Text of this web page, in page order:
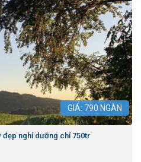
GIÁ: 790 NGÀN
đẹp nghỉ dưỡng chỉ 750tr